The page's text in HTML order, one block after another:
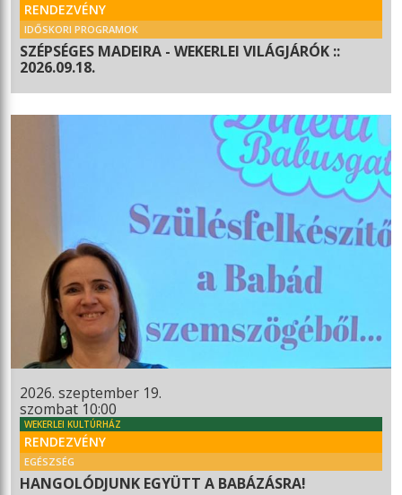
RENDEZVÉNY
IDŐSKORI PROGRAMOK
SZÉPSÉGES MADEIRA - WEKERLEI VILÁGJÁRÓK ::
2026.09.18.
2026. szeptember 19.
szombat 10:00
WEKERLEI KULTÚRHÁZ
RENDEZVÉNY
EGÉSZSÉG
HANGOLÓDJUNK EGYÜTT A BABÁZÁSRA!